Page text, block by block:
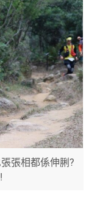
張相都係伸脷?